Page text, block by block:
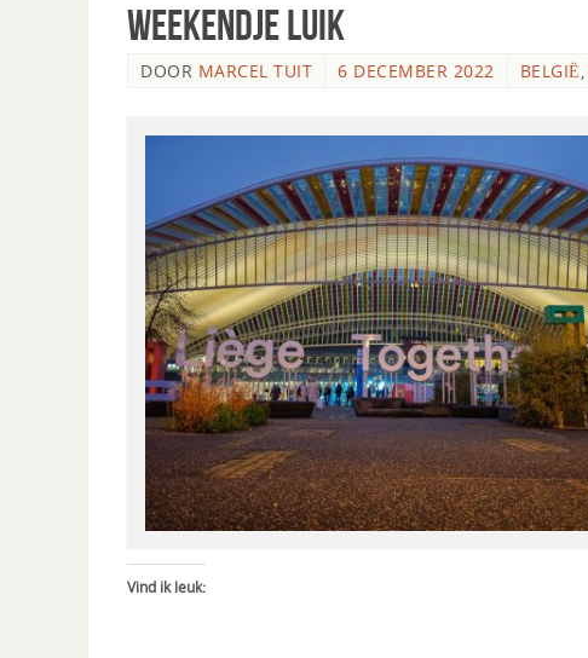
Weekendje Luik
DOOR MARCEL TUIT 6 DECEMBER 2022 BELGIË,
Vind ik leuk: